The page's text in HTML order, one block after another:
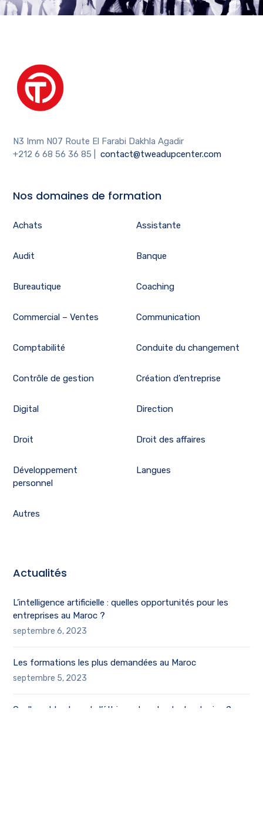
N3 Imm N07 Route El Farabi Dakhla Agadir
+212 6 68 56 36 85
|contact@tweadupcenter.com
Nos domaines de formation
Achats Assistante
Audit Banque
Bureautique Coaching
Commercial – Ventes Communication
Comptabilité Conduite du changement
Contrôle de gestion Création d’entreprise
Digital Direction
Droit Droit des affaires
Développement
personnel
Langues
Autres
Actualités
L’intelligence artificielle : quelles opportunités pour les
entreprises au Maroc ?
septembre 6, 2023
Les formations les plus demandées au Maroc
septembre 5, 2023
Quelle est la place de l’éthique dans les technologies ?